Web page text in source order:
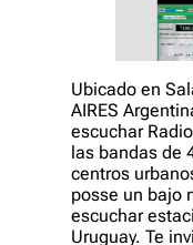
Ubicado en
AIRES
escuchar
las bandas de
centros
posse un bajo
escuchar
Uruguay. Te